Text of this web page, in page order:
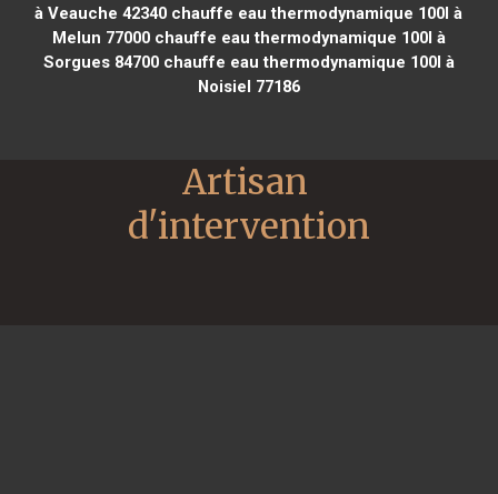
à Veauche 42340 chauffe eau thermodynamique 100l à
Melun 77000chauffe eau thermodynamique 100l à
Sorgues 84700chauffe eau thermodynamique 100l à
Noisiel 77186
Artisan
d'intervention